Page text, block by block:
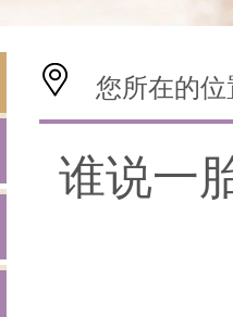
您所在的位
谁说一